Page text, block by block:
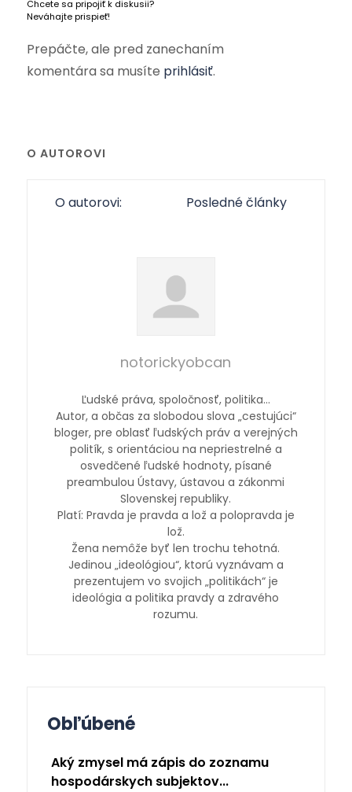
Chcete sa pripojiť k diskusii?
Neváhajte prispieť!
Prepáčte, ale pred zanechaním
komentára sa musíte prihlásiť.
O AUTOROVI
O autorovi: Posledné články
notorickyobcan
Ľudské práva, spoločnosť, politika…
Autor, a občas za slobodou slova „cestujúci“
bloger, pre oblasť ľudských práv a verejných
politík, s orientáciou na nepriestrelné a
osvedčené ľudské hodnoty, písané
preambulou Ústavy, ústavou a zákonmi
Slovenskej republiky.
Platí: Pravda je pravda a lož a polopravda je
lož.
Žena nemôže byť len trochu tehotná.
Jedinou „ideológiou“, ktorú vyznávam a
prezentujem vo svojich „politikách“ je
ideológia a politika pravdy a zdravého
rozumu.
Obľúbené
Aký zmysel má zápis do zoznamu
hospodárskych subjektov...